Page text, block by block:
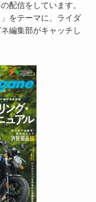
配信をしています。
をテーマに、ライダ
編集部がキャッチし